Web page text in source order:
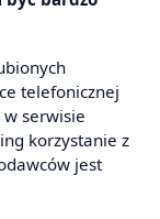
telefonicznej
serwisie
korzystanie z
jest